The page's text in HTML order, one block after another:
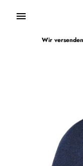
Wir